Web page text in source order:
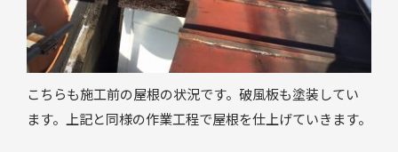
こちらも施工前の屋根の状況です。破風板も塗装してい
ます。上記と同様の作業工程で屋根を仕上げていきます。